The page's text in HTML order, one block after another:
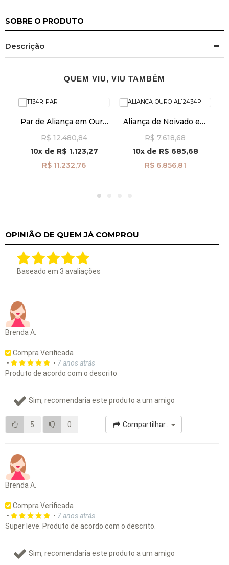
SOBRE O PRODUTO
Descrição
QUEM VIU, VIU TAMBÉM
Par de Aliança em Ouro
Frisos 4,5mm al3390
R$ 12.480,84
10xde R$ 1.123,27
R$ 11.232,76
Aliança de Noivado em
Côncava 4,0mm
EBC40SA - Par
R$ 7.618,68
10xde R$ 685,68
R$ 6.856,81
OPINIÃO DE QUEM JÁ COMPROU
Baseado em 3 avaliações
Brenda A.
Compra Verificada
•
• 7 anos atrás
Produto de acordo com o descrito
Sim, recomendaria este produto a um amigo
5 0 Compartilhar...
Brenda A.
Compra Verificada
•
• 7 anos atrás
Super leve. Produto de acordo com o descrito.
Sim, recomendaria este produto a um amigo